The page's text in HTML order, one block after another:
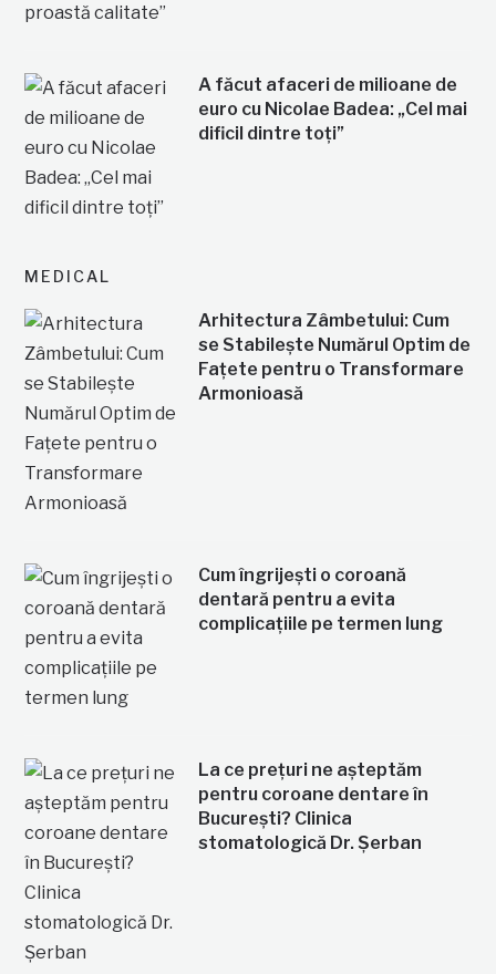
A făcut afaceri de milioane de
euro cu Nicolae Badea: „Cel mai
dificil dintre toți”
MEDICAL
Arhitectura Zâmbetului: Cum
se Stabilește Numărul Optim de
Fațete pentru o Transformare
Armonioasă
Cum îngrijești o coroană
dentară pentru a evita
complicațiile pe termen lung
La ce prețuri ne așteptăm
pentru coroane dentare în
București? Clinica
stomatologică Dr. Șerban